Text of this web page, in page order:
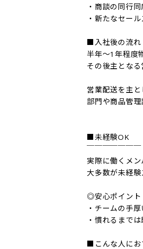
・商談の同行同
・新たなセー
■入社後の流れ
半年～1年程度
その後主となる
営業配送を主
部門や商品管
■未経験OK
￣￣￣￣￣￣￣
実際に働くメン
大多数が未経験
◎安心ポイント
・チームの手
・慣れるまで
■こんな人にお